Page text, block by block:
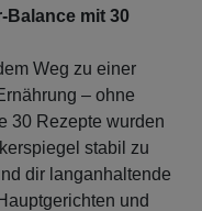
Balance mit 30
Weg zu einer
– ohne
30 Rezepte wurden
stabil zu
dir langanhaltende
und